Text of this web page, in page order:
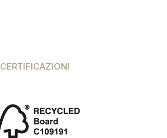
CERTIFICAZIONI